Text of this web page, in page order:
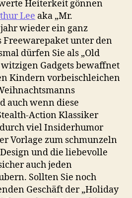
Heiterkeit gönnen
Lee aka „Mr.
wieder ein ganz
Freewarepaket unter den
dürfen Sie als „Old
Gadgets bewaffnet
Kindern vorbeischleichen
auch wenn diese
Action Klassiker
durch viel Insiderhumor
Vorlage zum schmunzeln
und die liebevolle
auch jeden
Sollten Sie noch
Geschäft der „Holiday